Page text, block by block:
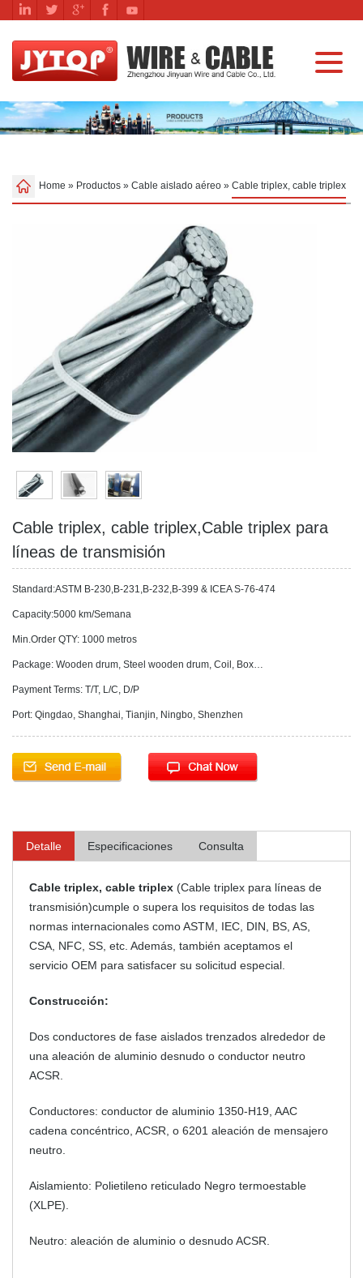
Home » Productos » Cable aislado aéreo » Cable triplex, cable triplex
Cable triplex, cable triplex,Cable triplex para
líneas de transmisión
Standard:ASTM B-230,B-231,B-232,B-399 & ICEA S-76-474
Capacity:5000 km/Semana
Min.Order QTY: 1000 metros
Package: Wooden drum, Steel wooden drum, Coil, Box…
Payment Terms: T/T, L/C, D/P
Port: Qingdao, Shanghai, Tianjin, Ningbo, Shenzhen
Detalle Especificaciones Consulta
Cable triplex, cable triplex (Cable triplex para líneas de
transmisión)cumple o supera los requisitos de todas las
normas internacionales como ASTM, IEC, DIN, BS, AS,
CSA, NFC, SS, etc. Además, también aceptamos el
servicio OEM para satisfacer su solicitud especial.
Construcción:
Dos conductores de fase aislados trenzados alrededor de
una aleación de aluminio desnudo o conductor neutro
ACSR.
Conductores: conductor de aluminio 1350-H19, AAC
cadena concéntrico, ACSR, o 6201 aleación de mensajero
neutro.
Aislamiento: Polietileno reticulado Negro termoestable
(XLPE).
Neutro: aleación de aluminio o desnudo ACSR.